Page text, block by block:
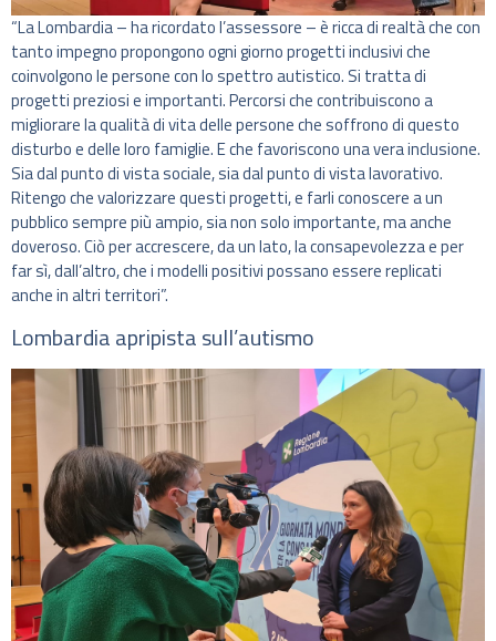
“La Lombardia – ha ricordato l’assessore – è ricca di realtà che con
tanto impegno propongono ogni giorno progetti inclusivi che
coinvolgono le persone con lo spettro autistico. Si tratta di
progetti preziosi e importanti. Percorsi che contribuiscono a
migliorare la qualità di vita delle persone che soffrono di questo
disturbo e delle loro famiglie. E che favoriscono una vera inclusione.
Sia dal punto di vista sociale, sia dal punto di vista lavorativo.
Ritengo che valorizzare questi progetti, e farli conoscere a un
pubblico sempre più ampio, sia non solo importante, ma anche
doveroso. Ciò per accrescere, da un lato, la consapevolezza e per
far sì, dall’altro, che i modelli positivi possano essere replicati
anche in altri territori”.
Lombardia apripista sull’autismo